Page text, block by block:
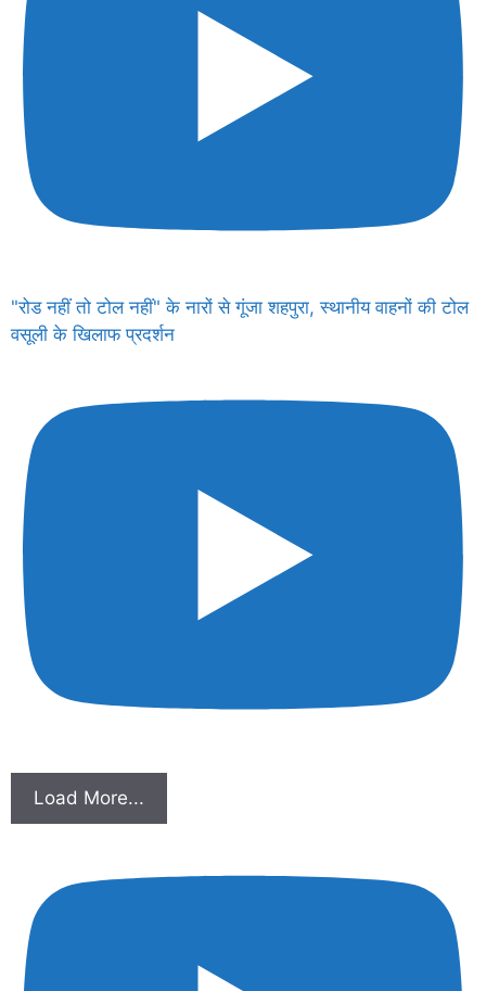
"रोड नहीं तो टोल नहीं" के नारों से गूंजा शहपुरा, स्थानीय वाहनों की टोल
वसूली के खिलाफ प्रदर्शन
Load More...